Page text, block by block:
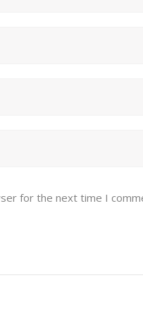
for the next time I